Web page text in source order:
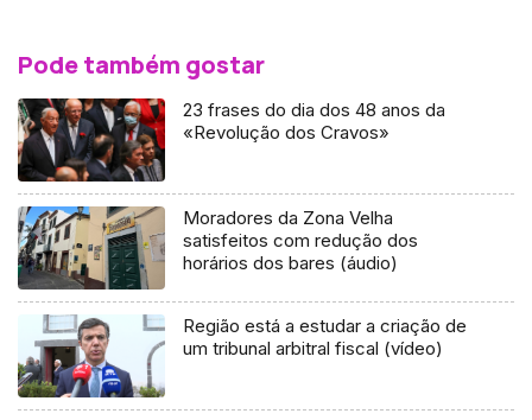
Pode também gostar
23 frases do dia dos 48 anos da
«Revolução dos Cravos»
Moradores da Zona Velha
satisfeitos com redução dos
horários dos bares (áudio)
Região está a estudar a criação de
um tribunal arbitral fiscal (vídeo)